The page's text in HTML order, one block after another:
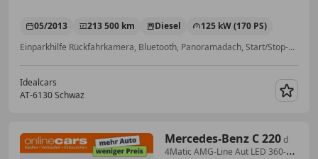
05/2013 213 500 km Diesel
125 kW (170 PS)
Einparkhilfe Rückfahrkamera, Bluetooth, Panoramadach, Start/Stop-Automatik, Alufelgen, Einparkhilfe Sensoren hinten, Servolenkung, Wegfahrsperre
Idealcars
AT-6130 Schwaz
Mercedes-Benz C 220d
4Matic AMG-Line Aut LED 360-